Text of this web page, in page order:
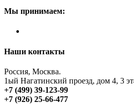
Мы принимаем:
Наши контакты
Россия, Москва.
1ый Нагатинский проезд, дом 4, 3
+7 (499) 39-123-99
+7 (926) 25-66-477